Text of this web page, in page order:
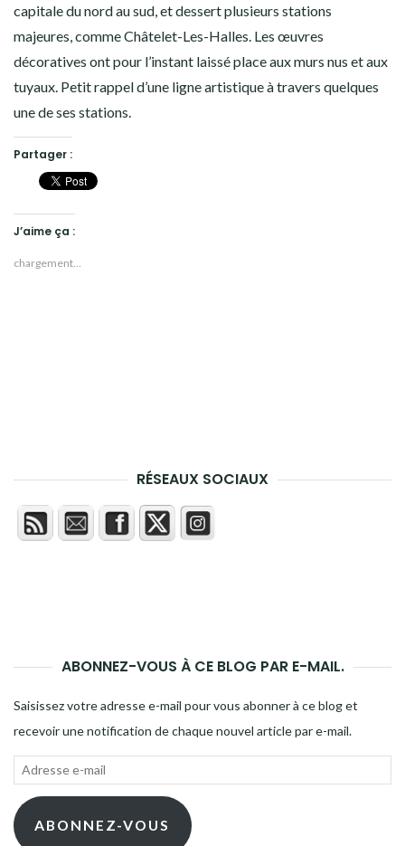
capitale du nord au sud, et dessert plusieurs stations
majeures, comme Châtelet-Les-Halles. Les œuvres
décoratives ont pour l’instant laissé place aux murs nus et aux
tuyaux. Petit rappel d’une ligne artistique à travers quelques
une de ses stations.
Partager :
J’aime ça :
chargement…
RÉSEAUX SOCIAUX
ABONNEZ-VOUS À CE BLOG PAR E-MAIL.
Saisissez votre adresse e-mail pour vous abonner à ce blog et
recevoir une notification de chaque nouvel article par e-mail.
Adresse
mail ABONNEZ-VOUS